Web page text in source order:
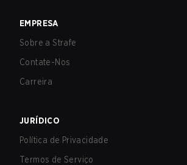
EMPRESA
Sobre a Strafe
Contate-Nos
Carreira
JURÍDICO
Política de Privacidade
Termos de Serviço